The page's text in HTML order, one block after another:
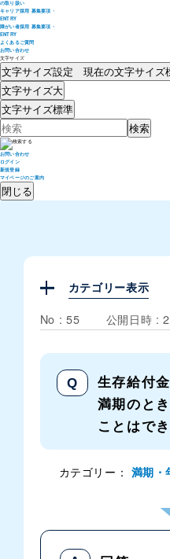
の取り扱い
キャリア採用 募集要項・
ENTRY
障がい者採用 募集要項・
ENTRY
よくあるご質問
お問い合わせ
文字サイズ
文字サイズ設定 現在の文字サイズ
文字サイズ大
文字サイズ標準
お問い合わせ
ログイン
新規登録
マイページのご案内
閉じる
カテゴリー表示
No : 55 公開日時 :
生存給付
満期のと
ことはで
カテゴリー： 満期・